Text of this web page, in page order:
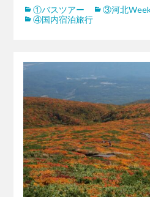
①バスツアー
③河北
④国内宿泊旅行